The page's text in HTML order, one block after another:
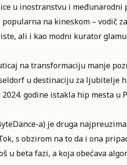
u inostranstvu i međunarodni
popularna na kineskom – vodič
ali i kao modni kurator
na transformaciju manje
u destinaciju za ljubitelje
godine istakla hip mesta u
a) je druga
s obzirom na to da i ona
u beta fazi, a koja obećava